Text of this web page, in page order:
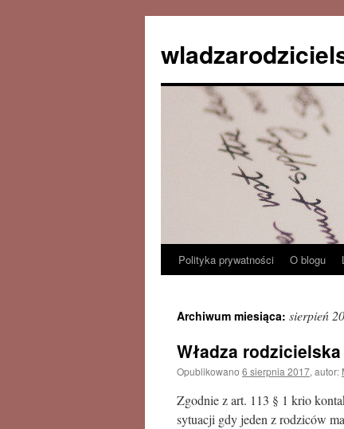
Przejdź
treści
Polityka prywatności O blogu
Archiwum miesiąca: sierpień
Władza
Opublikowano 6 sierpnia 2017, autor:
Zgodnie z art. 113 § 1 krio
sytuacji gdy jeden z rodziców